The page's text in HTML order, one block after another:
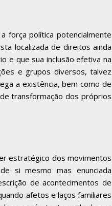
força política potencialmente
localizada de direitos ainda
e que sua inclusão efetiva na
e grupos diversos, talvez
a existência, bem como de
transformação dos próprios
estratégico dos movimentos
si mesmo mas enunciada
de acontecimentos de
afetos e laços familiares